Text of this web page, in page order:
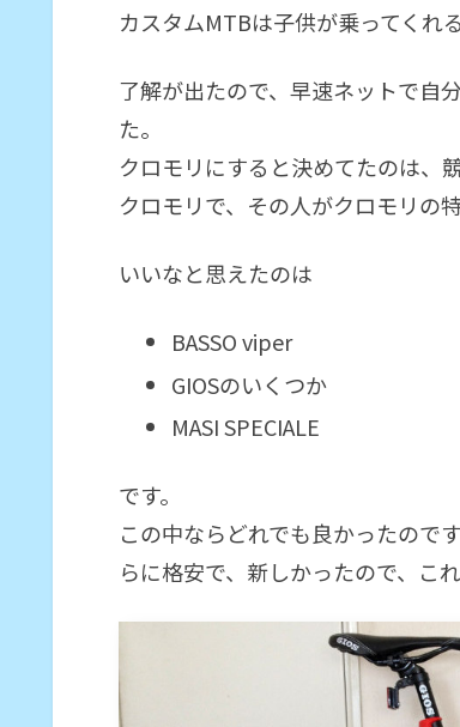
カスタムMTBは子供が乗ってくれ
了解が出たので、早速ネットで自
た。
クロモリにすると決めてたのは、
クロモリで、その人がクロモリの
いいなと思えたのは
BASSO viper
GIOSのいくつか
MASI SPECIALE
です。
この中ならどれでも良かったので
らに格安で、新しかったので、こ